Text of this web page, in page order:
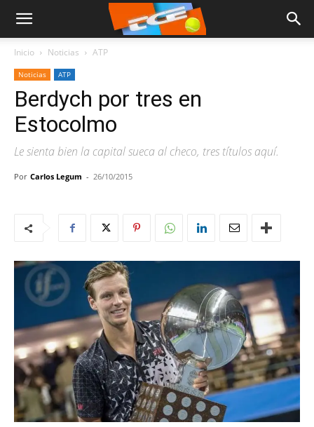
Inicio Noticias ATP
Noticias ATP
Berdych por tres en
Estocolmo
Le sienta bien la capital sueca al checo, tres títulos aquí.
Por Carlos Legum - 26/10/2015